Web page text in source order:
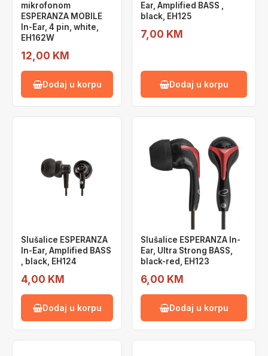
mikrofonom
ESPERANZA MOBILE
In-Ear, 4 pin, white,
EH162W
12,00 KM
Dodaj u korpu
Ear, Amplified BASS ,
black, EH125
7,00 KM
Dodaj u korpu
Slušalice ESPERANZA
In-Ear, Amplified BASS
, black, EH124
4,00 KM
Dodaj u korpu
Slušalice ESPERANZA In-
Ear, Ultra Strong BASS,
black-red, EH123
6,00 KM
Dodaj u korpu